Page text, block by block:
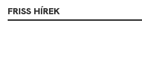
FRISS HÍREK